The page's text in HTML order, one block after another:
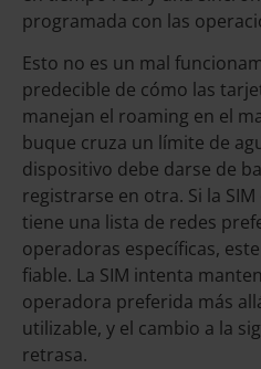
programada con las
Esto no es un mal
predecible de cómo las
manejan el roaming en el
buque cruza un límite de
dispositivo debe darse de
registrarse en otra. Si la
tiene una lista de redes
operadoras específicas,
fiable. La SIM intenta
operadora preferida más
utilizable, y el cambio a la
retrasa.